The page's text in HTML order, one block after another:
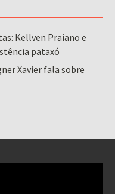
Kellven Praiano e
pataxó
Xavier fala sobre